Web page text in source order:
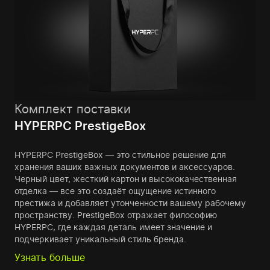
Комплект поставки
HYPERPC PrestigeBox
HYPERPC PrestigeBox — это стильное решение для
хранения ваших важных документов и аксессуаров.
Черный цвет, жесткий картон и высококачественная
отделка — все это создаёт ощущение истинного
престижа и добавляет утонченности вашему рабочему
пространству. PrestigeBox отражает философию
HYPERPC, где каждая деталь имеет значение и
подчеркивает уникальный стиль бренда.
Узнать больше